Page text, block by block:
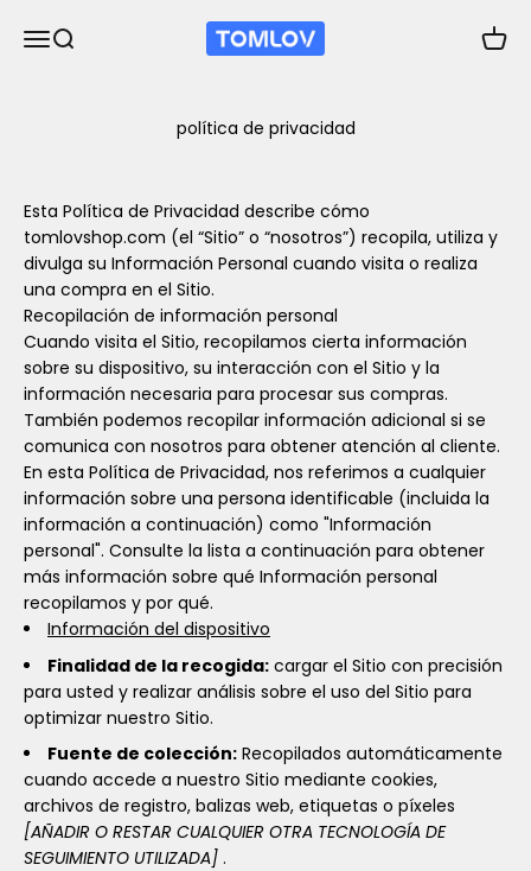
Abrir menú de navegación
Abrir búsqueda TOMLOV Abrir
política de privacidad
Esta Política de Privacidad describe cómo
tomlovshop.com (el “Sitio” o “nosotros”) recopila, utiliza y
divulga su Información Personal cuando visita o realiza
una compra en el Sitio.
Recopilación de información personal
Cuando visita el Sitio, recopilamos cierta información
sobre su dispositivo, su interacción con el Sitio y la
información necesaria para procesar sus compras.
También podemos recopilar información adicional si se
comunica con nosotros para obtener atención al cliente.
En esta Política de Privacidad, nos referimos a cualquier
información sobre una persona identificable (incluida la
información a continuación) como "Información
personal". Consulte la lista a continuación para obtener
más información sobre qué Información personal
recopilamos y por qué.
Información del dispositivo
Finalidad de la recogida: cargar el Sitio con precisión
para usted y realizar análisis sobre el uso del Sitio para
optimizar nuestro Sitio.
Fuente de colección: Recopilados automáticamente
cuando accede a nuestro Sitio mediante cookies,
archivos de registro, balizas web, etiquetas o píxeles
[AÑADIR O RESTAR CUALQUIER OTRA TECNOLOGÍA DE
SEGUIMIENTO UTILIZADA] .